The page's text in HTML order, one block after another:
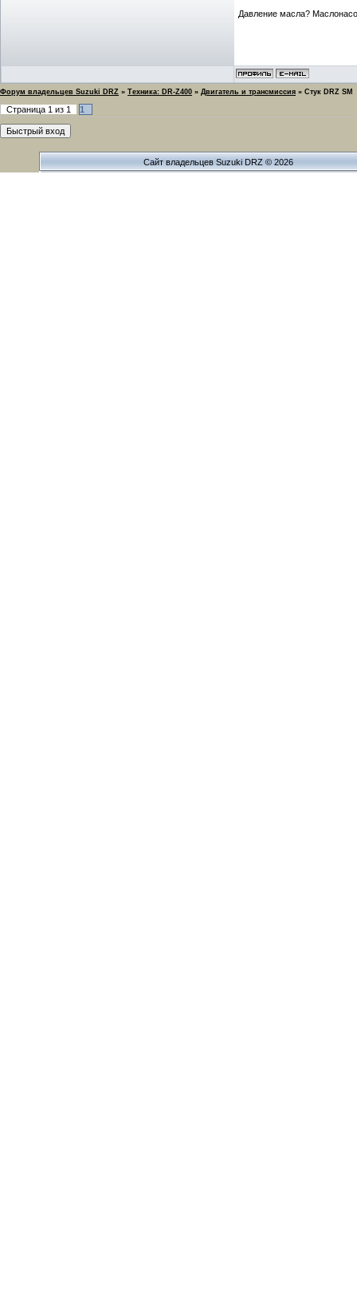
Давление масла?
Форум владельцев Suzuki DRZ » Техника: DR-Z400 » Двигатель и трансмиссия » Стук DRZ SM
Страница 1 из 1 1
Сайт владельцев Suzuki DRZ © 2026